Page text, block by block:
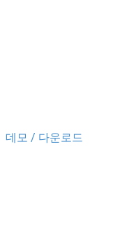
데모 / 다운로드